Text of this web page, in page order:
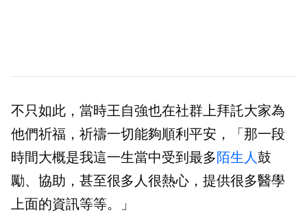
不只如此，當時王自強也在社群上拜託大家為
他們祈福，祈禱一切能夠順利平安，「那一段
時間大概是我這一生當中受到最多陌生人鼓
勵、協助，甚至很多人很熱心，提供很多醫學
上面的資訊等等。」